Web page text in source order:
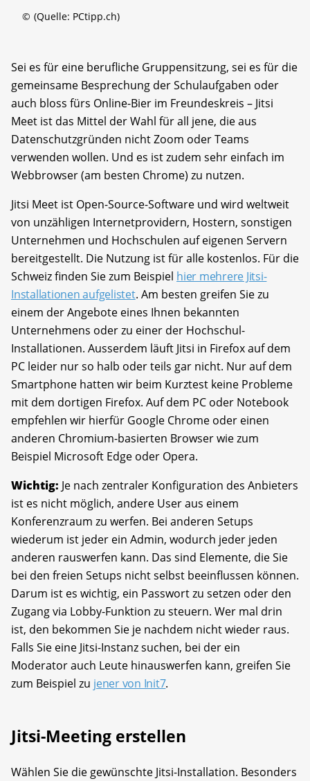
© (Quelle: PCtipp.ch)
Sei es für eine berufliche Gruppensitzung, sei es für die
gemeinsame Besprechung der Schulaufgaben oder
auch bloss fürs Online-Bier im Freundeskreis – Jitsi
Meet ist das Mittel der Wahl für all jene, die aus
Datenschutzgründen nicht Zoom oder Teams
verwenden wollen. Und es ist zudem sehr einfach im
Webbrowser (am besten Chrome) zu nutzen.
Jitsi Meet ist Open-Source-Software und wird weltweit
von unzähligen Internetprovidern, Hostern, sonstigen
Unternehmen und Hochschulen auf eigenen Servern
bereitgestellt. Die Nutzung ist für alle kostenlos. Für die
Schweiz finden Sie zum Beispiel hier mehrere Jitsi-
Installationen aufgelistet. Am besten greifen Sie zu
einem der Angebote eines Ihnen bekannten
Unternehmens oder zu einer der Hochschul-
Installationen. Ausserdem läuft Jitsi in Firefox auf dem
PC leider nur so halb oder teils gar nicht. Nur auf dem
Smartphone hatten wir beim Kurztest keine Probleme
mit dem dortigen Firefox. Auf dem PC oder Notebook
empfehlen wir hierfür Google Chrome oder einen
anderen Chromium-basierten Browser wie zum
Beispiel Microsoft Edge oder Opera.
Wichtig: Je nach zentraler Konfiguration des Anbieters
ist es nicht möglich, andere User aus einem
Konferenzraum zu werfen. Bei anderen Setups
wiederum ist jeder ein Admin, wodurch jeder jeden
anderen rauswerfen kann. Das sind Elemente, die Sie
bei den freien Setups nicht selbst beeinflussen können.
Darum ist es wichtig, ein Passwort zu setzen oder den
Zugang via Lobby-Funktion zu steuern. Wer mal drin
ist, den bekommen Sie je nachdem nicht wieder raus.
Falls Sie eine Jitsi-Instanz suchen, bei der ein
Moderator auch Leute hinauswerfen kann, greifen Sie
zum Beispiel zu jener von Init7.
Jitsi-Meeting erstellen
Wählen Sie die gewünschte Jitsi-Installation. Besonders